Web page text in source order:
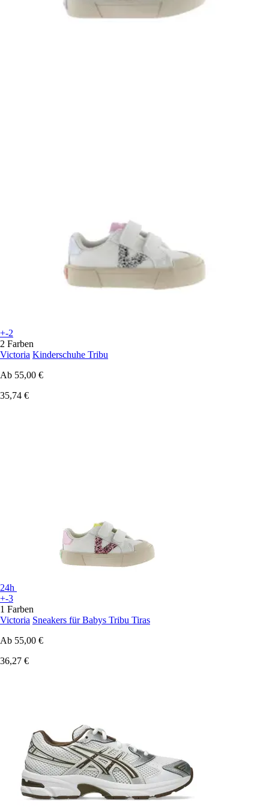
+-2
2 Farben
Victoria Kinderschuhe Tribu
Ab 55,00 €
35,74 €
24h
+-3
1 Farben
Victoria Sneakers für Babys Tribu Tiras
Ab 55,00 €
36,27 €